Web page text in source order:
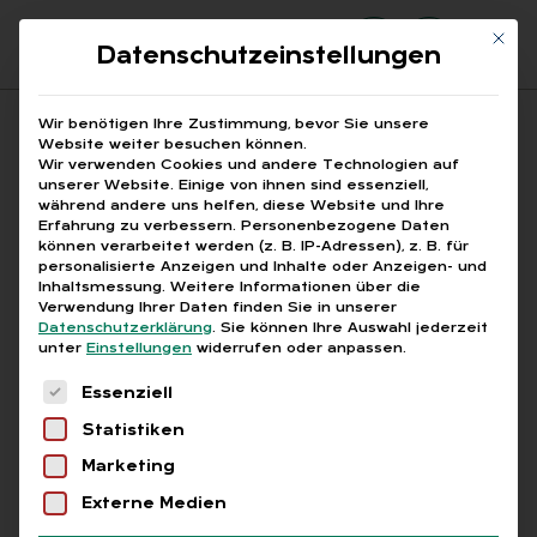
Suchfeld
Suchen
Breadcrumb-Navigation
STARTSEITE
ARTIKEL
TEILEN – ABER RICHTIG! SO GEHT …
Inhaltsverzeichnis
Free
Tei­len – aber rich­tig! So
Mit
Datenschutzeinstellungen
Wir benötigen Ihre Zustimmung, bevor Sie unsere
Website weiter besuchen können.
Wir verwenden Cookies und andere Technologien auf
unserer Website. Einige von ihnen sind essenziell,
während andere uns helfen, diese Website und Ihre
Erfahrung zu verbessern. Personenbezogene Daten
können verarbeitet werden (z. B. IP-Adressen), z. B. für
personalisierte Anzeigen und Inhalte oder Anzeigen- und
Inhaltsmessung. Weitere Informationen über die
Verwendung Ihrer Daten finden Sie in unserer
Datenschutzerklärung. Sie können Ihre Auswahl jederzeit
unter Einstellungen widerrufen oder anpassen.
Es folgt eine Liste der Service-Gruppen, für
Essenziell
Statistiken
Marketing
Externe Medien